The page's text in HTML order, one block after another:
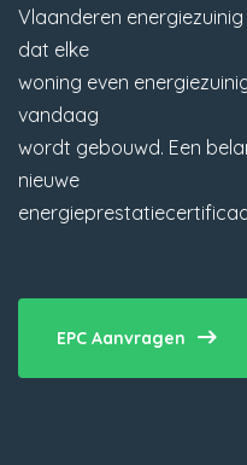
Vlaanderen
dat elke
woning even
vandaag
wordt gebouwd. Een
nieuwe
EPC Aanvragen